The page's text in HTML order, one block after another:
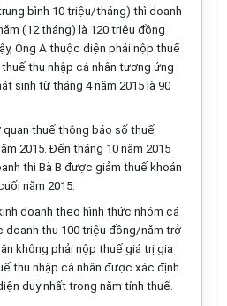
bình 10 triệu/tháng) thì doanh
(12 tháng) là 120 triệu đồng
Ông A thuộc diện phải nộp thuế
thu nhập cá nhân tương ứng
sinh từ tháng 4 năm 2015 là 90
quan thuế thông báo số thuế
2015. Đến tháng 10 năm 2015
thì Bà B được giảm thuế khoán
năm 2015.
doanh theo hình thức nhóm cá
doanh thu 100 triệu đồng/năm trở
không phải nộp thuế giá trị gia
thu nhập cá nhân được xác định
duy nhất trong năm tính thuế.